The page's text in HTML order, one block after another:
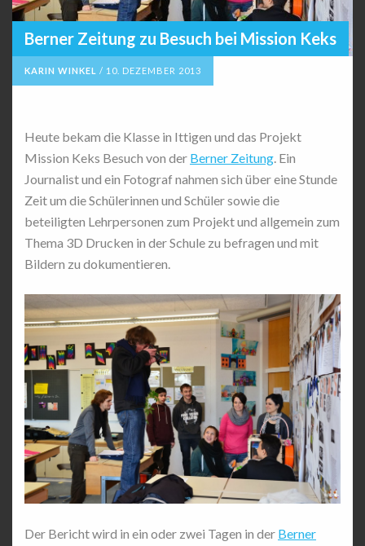
Berner Zeitung zu Besuch bei Mission Keks
KARIN WINKEL / 10. DEZEMBER 2013
Heute bekam die Klasse in Ittigen und das Projekt
Mission Keks Besuch von der Berner Zeitung. Ein
Journalist und ein Fotograf nahmen sich über eine Stunde
Zeit um die Schülerinnen und Schüler sowie die
beteiligten Lehrpersonen zum Projekt und allgemein zum
Thema 3D Drucken in der Schule zu befragen und mit
Bildern zu dokumentieren.
Der Bericht wird in ein oder zwei Tagen in der Berner